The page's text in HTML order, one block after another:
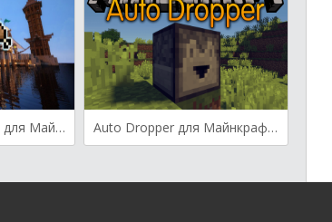
Auto Feeder Helmet для Майнкрафт [1.20.1, 1.20, 1.19.4] Auto Dropper для Майнкрафт [1.12.2, 1.13.2, 1.14.3, 1.15.2]